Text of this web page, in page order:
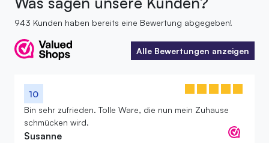
943 Kunden haben bereits eine Bewertung abgegeben!
Alle Bewertungen anzeigen
Alle Bewertungen anzeigen
10
Bin sehr zufrieden. Tolle Ware, die nun mein Zuhause
schmücken wird.
Susanne